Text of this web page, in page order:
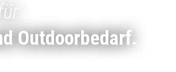
Outdoorbedarf.